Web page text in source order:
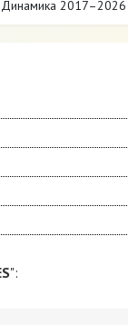
Динамика 2017–2026
":